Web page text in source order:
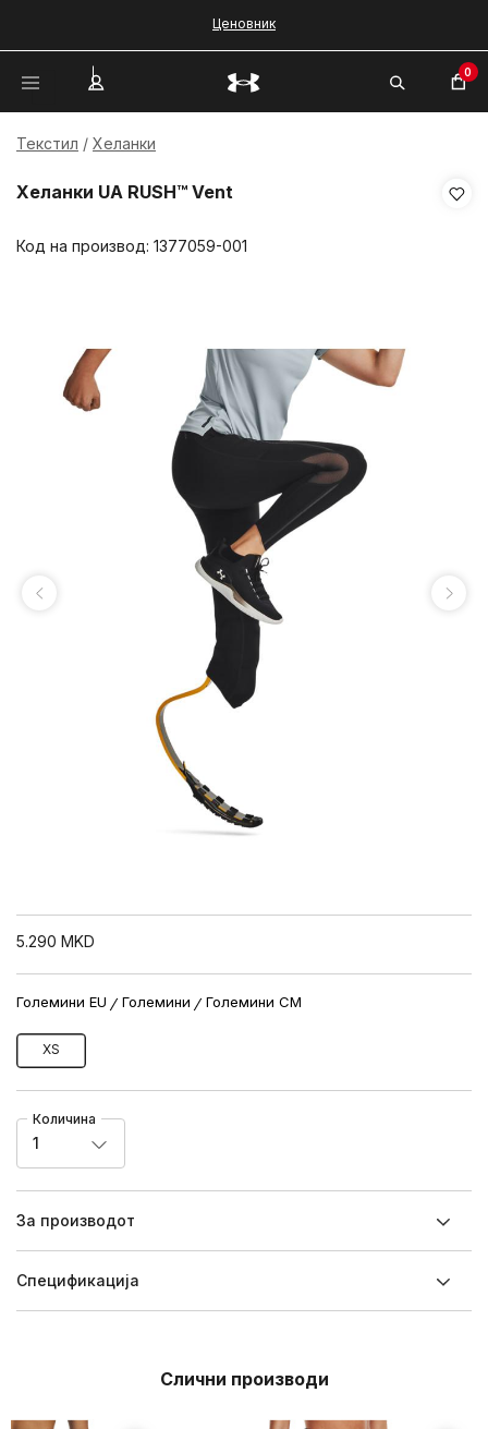
Ценовник
0
Текстил Хеланки
Хеланки UA RUSH™ Vent
Код на производ: 1377059-001
5.290 MKD
Големини EU Големини Големини CM
XS
Количина
1
За производот
Спецификацијa
Слични производи